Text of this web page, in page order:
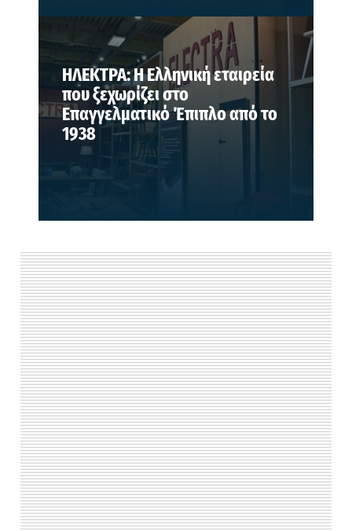
ΗΛΕΚΤΡΑ: Η Ελληνική εταιρεία
που ξεχωρίζει στο
Επαγγελματικό Έπιπλο από το
1938